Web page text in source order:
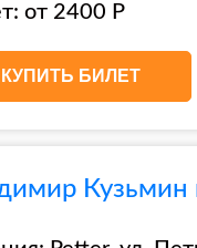
от 2400 Р
КУПИТЬ БИЛЕТ
Кузьмин